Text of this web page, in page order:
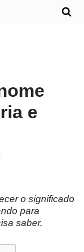
e
o significado
para
saber.